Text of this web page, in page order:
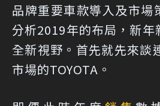
品牌重要車款導入及市場
分析2019年的布局，新年
全新視野。首先就先來談
市場的TOYOTA。